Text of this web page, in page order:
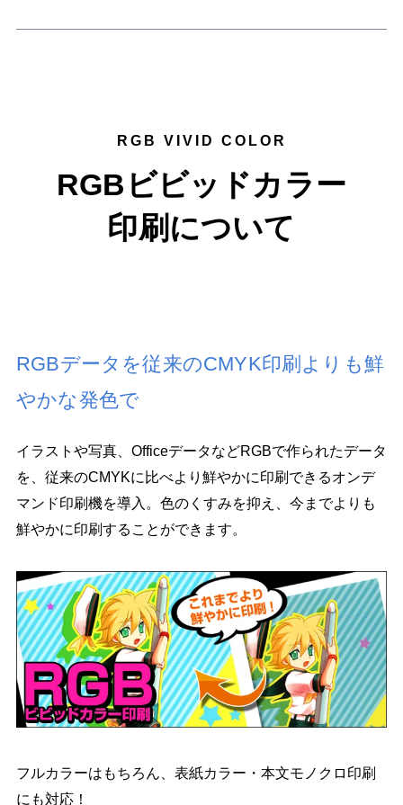
RGB VIVID COLOR
RGBビビッドカラー
印刷について
RGBデータを従来のCMYK印刷よりも鮮
やかな発色で
イラストや写真、OfficeデータなどRGBで作られたデータ
を、従来のCMYKに比べより鮮やかに印刷できるオンデ
マンド印刷機を導入。色のくすみを抑え、今までよりも
鮮やかに印刷することができます。
フルカラーはもちろん、表紙カラー・本文モノクロ印刷
にも対応！